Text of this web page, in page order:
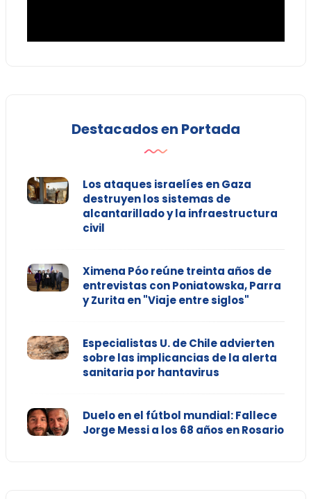
Destacados en Portada
Los ataques israelíes en Gaza
destruyen los sistemas de
alcantarillado y la infraestructura
civil
Ximena Póo reúne treinta años de
entrevistas con Poniatowska, Parra
y Zurita en "Viaje entre siglos"
Especialistas U. de Chile advierten
sobre las implicancias de la alerta
sanitaria por hantavirus
Duelo en el fútbol mundial: Fallece
Jorge Messi a los 68 años en Rosario